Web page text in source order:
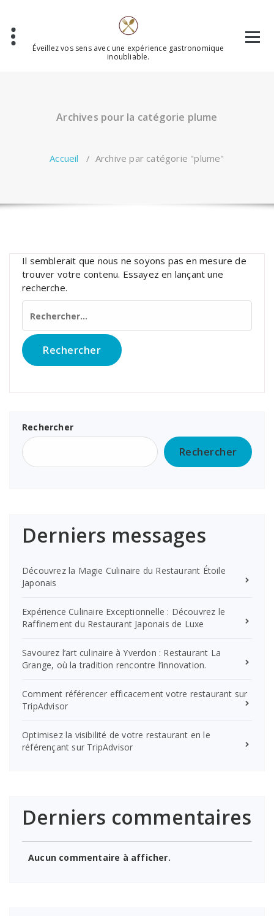
contenu
Éveillez vos sens avec une expérience gastronomique
inoubliable.
Archives pour la catégorie plume
Accueil / Archive par catégorie "plume"
Il semblerait que nous ne soyons pas en mesure de
trouver votre contenu. Essayez en lançant une
recherche.
Rechercher :
Rechercher
Rechercher
Derniers messages
Découvrez la Magie Culinaire du Restaurant Étoile
Japonais
Expérience Culinaire Exceptionnelle : Découvrez le
Raffinement du Restaurant Japonais de Luxe
Savourez l’art culinaire à Yverdon : Restaurant La
Grange, où la tradition rencontre l’innovation.
Comment référencer efficacement votre restaurant sur
TripAdvisor
Optimisez la visibilité de votre restaurant en le
référençant sur TripAdvisor
Derniers commentaires
Aucun commentaire à afficher.